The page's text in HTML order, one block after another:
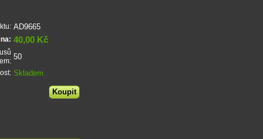
AD9665
40,00 Kč
50
Skladem